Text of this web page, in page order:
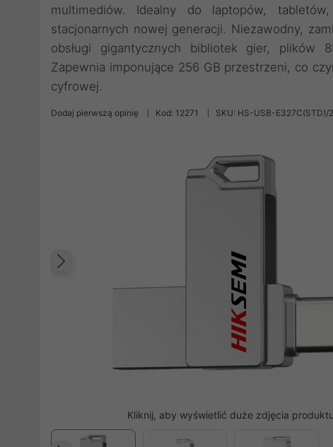
multimediów. Idealny do laptopów,
stacjonarnych nowej generacji. Niezawodny,
obsługi gigantycznych bibliotek gier, plików
Zapewnia imponujące 256 GB przestrzeni, co
cyfrowej.
Dodaj pierwszą opinię Kod: 12271 SKU: HS-USB-E327C(STD)/
Kliknij, aby wyświetlić duże zdjęcia produktu